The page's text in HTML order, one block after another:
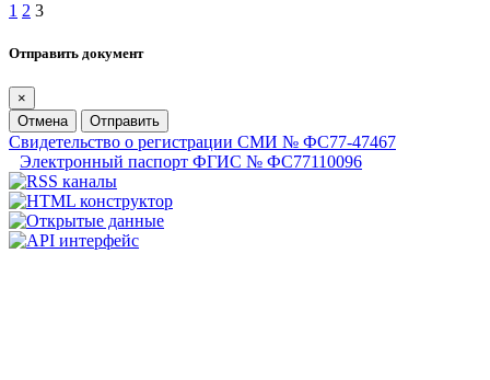
1 2 3
Отправить документ
×
Отмена
Отправить
Свидетельство о регистрации СМИ № ФС77-47467
Электронный паспорт ФГИС № ФС77110096